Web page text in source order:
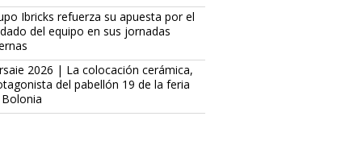
Ibricks refuerza su apuesta por el
del equipo en sus jornadas
2026 | La colocación cerámica,
del pabellón 19 de la feria